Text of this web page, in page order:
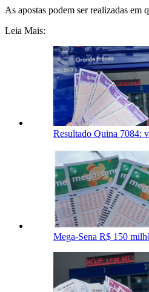
As apostas podem ser realizadas
Leia Mais:
Resultado Quina 7084:
Mega-Sena R$ 150